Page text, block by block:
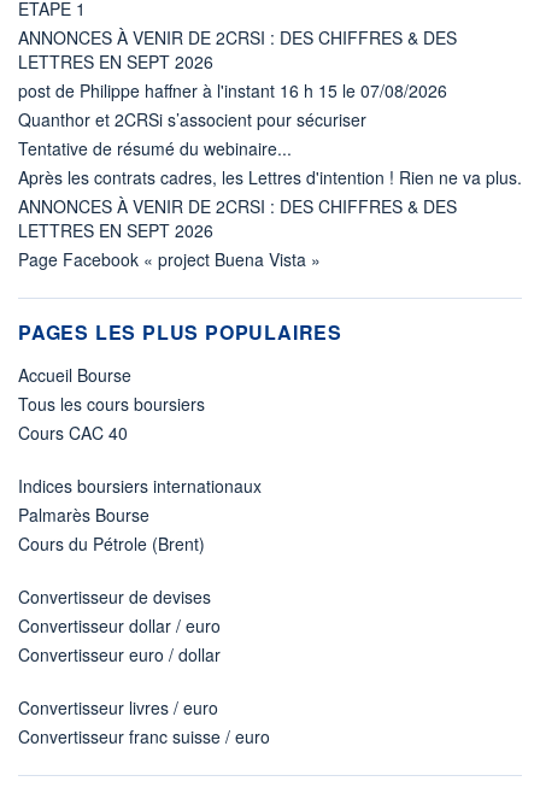
ETAPE 1
ANNONCES À VENIR DE 2CRSI : DES CHIFFRES & DES
LETTRES EN SEPT 2026
post de Philippe haffner à l'instant 16 h 15 le 07/08/2026
Quanthor et 2CRSi s’associent pour sécuriser
Tentative de résumé du webinaire...
Après les contrats cadres, les Lettres d'intention ! Rien ne va plus.
ANNONCES À VENIR DE 2CRSI : DES CHIFFRES & DES
LETTRES EN SEPT 2026
Page Facebook « project Buena Vista »
PAGES LES PLUS POPULAIRES
Accueil Bourse
Tous les cours boursiers
Cours CAC 40
Indices boursiers internationaux
Palmarès Bourse
Cours du Pétrole (Brent)
Convertisseur de devises
Convertisseur dollar / euro
Convertisseur euro / dollar
Convertisseur livres / euro
Convertisseur franc suisse / euro